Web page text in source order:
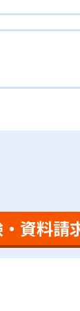
め、生徒に
しずつレベ
から進んで学
向上を進め
、勉強全体
ている。ま
礎力を上げ
、子どもが
強しても学
よくわかる
で対応してい
「自信を」
」を見つけ
向上を進め
対応している
ることによ
資料請